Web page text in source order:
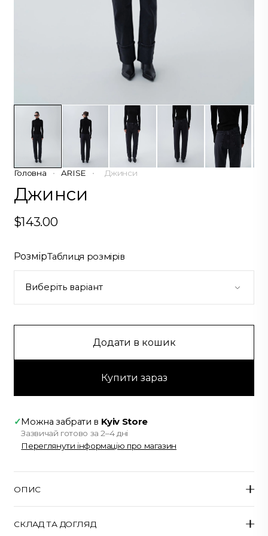
Головна • ARISE • Джинси
Джинси
$143.00
РозмірТаблиця розмірів
Додати в кошик
Купити зараз
✓Можна забрати в Kyiv Store
Зазвичай готово за 2–4 дні
Переглянути інформацію про магазин
ОПИС
Модель відрізняється високою талією та
СКЛАД ТА ДОГЛЯД